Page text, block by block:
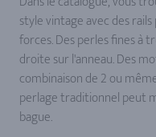
style vintage avec des
forces. Des perles fines à
droite sur l'anneau. Des
combinaison de 2 ou
perlage traditionnel peut
bague.